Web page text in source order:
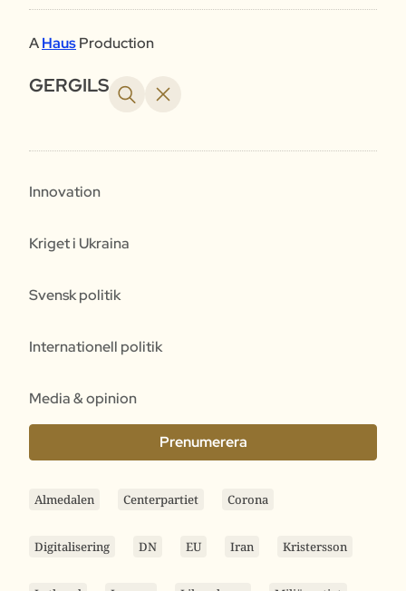
AHausProduction
GERGILS
Innovation
Kriget i Ukraina
Svensk politik
Internationell politik
Media & opinion
Prenumerera
Almedalen Centerpartiet Corona
Digitalisering DN EU Iran Kristersson